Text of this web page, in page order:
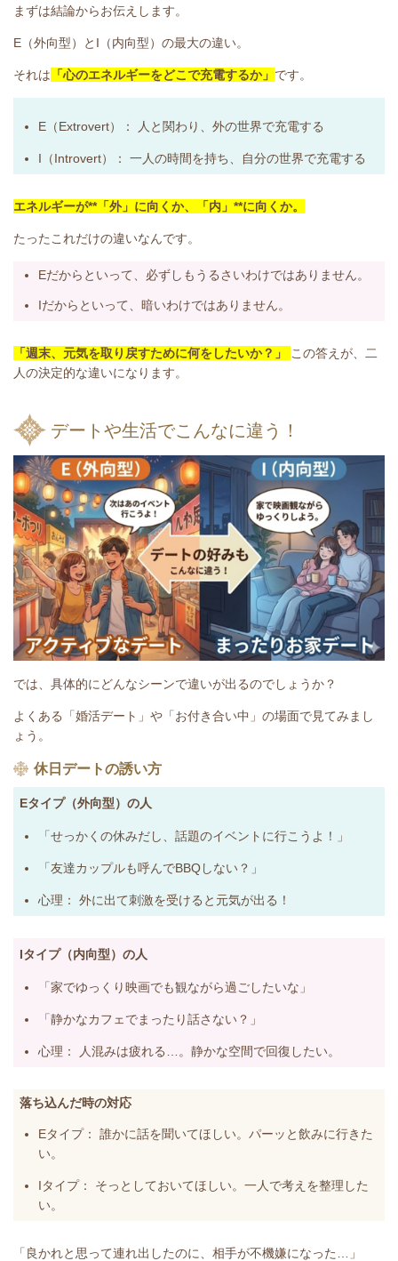
まずは結論からお伝えします。
E（外向型）とI（内向型）の最大の違い。
それは 「心のエネルギーをどこで充電するか」 です。
E（Extrovert）： 人と関わり、外の世界で充電する
I（Introvert）： 一人の時間を持ち、自分の世界で充電する
エネルギーが**「外」に向くか、「内」**に向くか。
たったこれだけの違いなんです。
Eだからといって、必ずしもうるさいわけではありません。
Iだからといって、暗いわけではありません。
「週末、元気を取り戻すために何をしたいか？」
この答えが、二
人の決定的な違いになります。
デートや生活でこんなに違う！
では、具体的にどんなシーンで違いが出るのでしょうか？
よくある「婚活デート」や「お付き合い中」の場面で見てみまし
ょう。
休日デートの誘い方
Eタイプ（外向型）の人
「せっかくの休みだし、話題のイベントに行こうよ！」
「友達カップルも呼んでBBQしない？」
心理： 外に出て刺激を受けると元気が出る！
Iタイプ（内向型）の人
「家でゆっくり映画でも観ながら過ごしたいな」
「静かなカフェでまったり話さない？」
心理： 人混みは疲れる…。静かな空間で回復したい。
落ち込んだ時の対応
Eタイプ：
誰かに話を聞いてほしい。パーッと飲みに行きた
い。
Iタイプ：
そっとしておいてほしい。一人で考えを整理した
い。
「良かれと思って連れ出したのに、相手が不機嫌になった…」